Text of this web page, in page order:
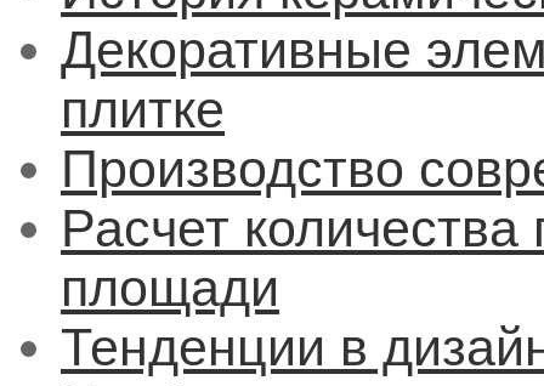
Декоративные
плитке
Производство
Расчет
площади
Тенденции в